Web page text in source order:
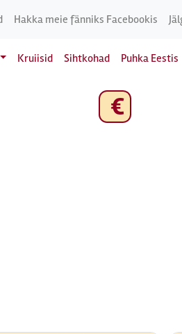
Hakka meie fänniks Facebookis
Kruiisid Sihtkohad Puhka Eestis
€